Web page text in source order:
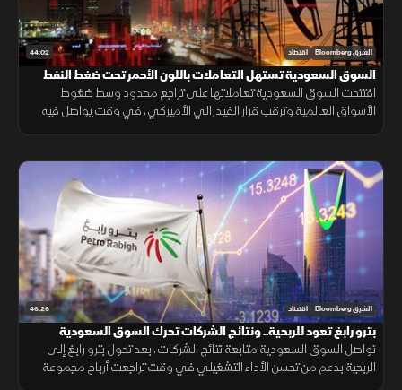
44:02 الشرق Bloomberg اقتصاد
السوق السعودية تستهل التعاملات باللون الأحمر تحت ضغط النفط
افتتحت السوق السعودية تعاملاتها على تراجع محدود وسط ضغوط
الأسواق العالمية وترقب قرار الفيدرالي الأميركي، في وقت يواصل فيه
46:26 الشرق Bloomberg اقتصاد
بترو رابغ تعود للربحية.. ونتائج الشركات تحرك السوق السعودية
تواصل السوق السعودية متابعة نتائج الشركات، بعد تحول بترو رابغ إلى
الربحية بدعم من تحسن الأداء التشغيلي في وقت تراجعت أرباح مجموعة